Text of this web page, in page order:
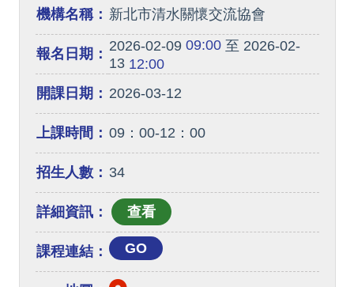
機構名稱： 新北市清水關懷交流協會
報名日期： 2026-02-0909:00至 2026-02-
1312:00
開課日期： 2026-03-12
上課時間： 09：00-12：00
招生人數： 34
詳細資訊：
課程連結： GO